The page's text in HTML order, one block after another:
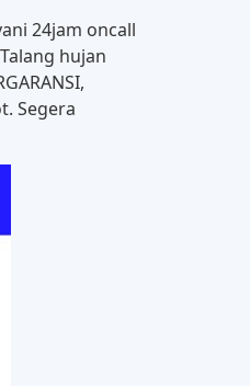
24jam oncall
hujan
Segera